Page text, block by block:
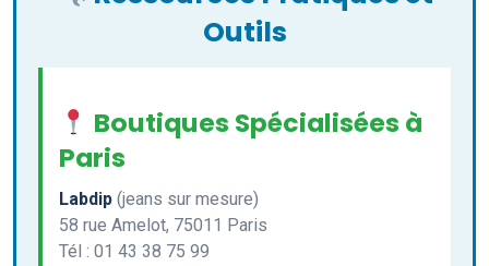
Outils
Boutiques Spécialisées à
Paris
Labdip (jeans sur mesure)
58 rue Amelot, 75011 Paris
Tél : 01 43 38 75 99